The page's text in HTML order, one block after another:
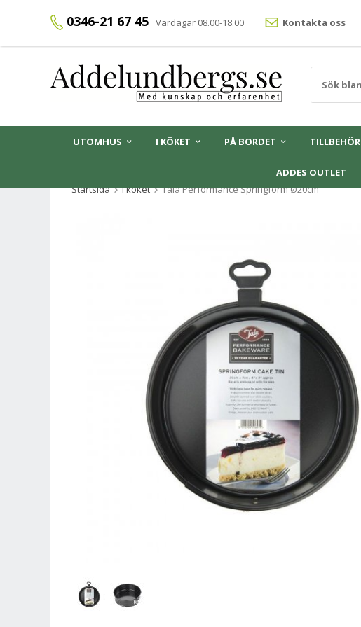
0346-21 67 45 Vardagar 08.00-18.00 Kontakta oss
UTOMHUS I KÖKET PÅ BORDET TILLBEHÖR
ADDES OUTLET
Startsida
I köket Tala Performance Springform Ø20cm